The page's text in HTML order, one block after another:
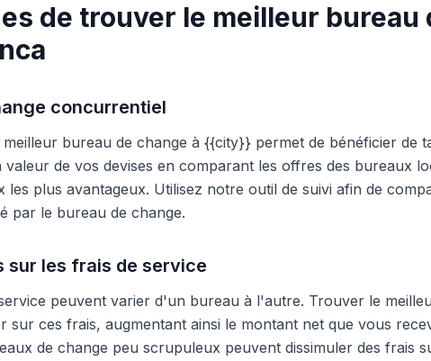
de trouver le meilleur bureau
concurrentiel
bureau de change à {{city}} permet de bénéficier de
valeur de vos devises en comparant les offres des bureaux
les plus avantageux. Utilisez notre outil de suivi afin de
par le bureau de change.
sur les frais de service
peuvent varier d'un bureau à l'autre. Trouver le
sur ces frais, augmentant ainsi le montant net que vous
de change peu scrupuleux peuvent dissimuler des frais